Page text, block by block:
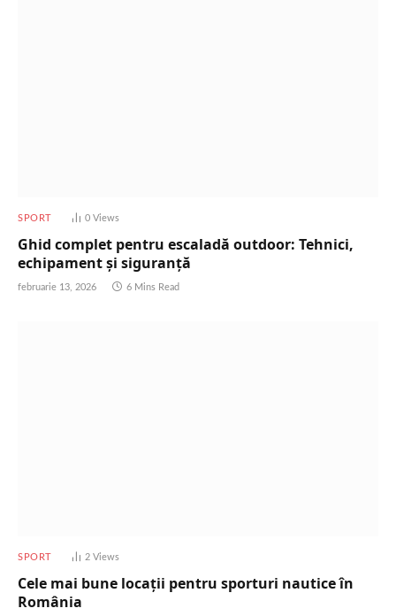
SPORT 0 Views
Ghid complet pentru escaladă outdoor: Tehnici,
echipament și siguranță
februarie 13, 2026 6 Mins Read
SPORT 2 Views
Cele mai bune locații pentru sporturi nautice în
România